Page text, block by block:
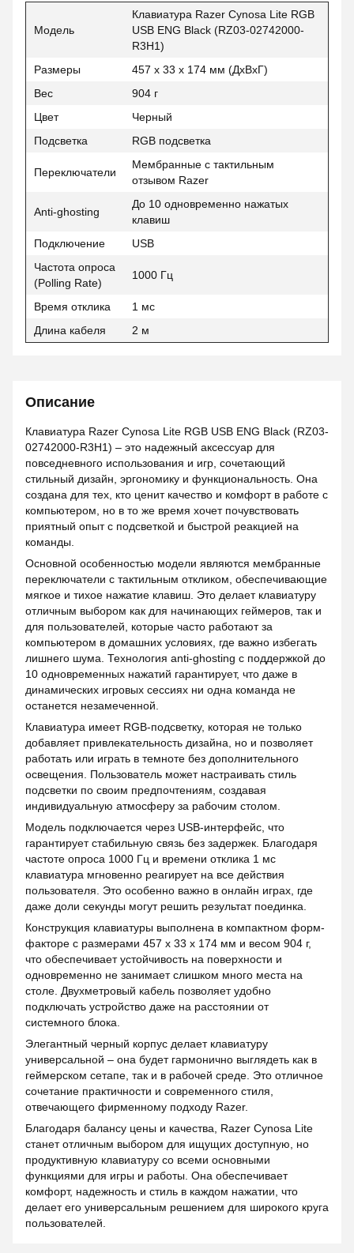
Модель
Клавиатура Razer Cynosa Lite RGB
USB ENG Black (RZ03-02742000-
R3H1)
Размеры
457 x 33 x 174 мм (ДхВхГ)
Вес
904 г
Цвет
Черный
Подсветка
RGB подсветка
Переключатели
Мембранные с тактильным
отзывом Razer
Anti-ghosting
До 10 одновременно нажатых
клавиш
Подключение
USB
Частота опроса
(Polling Rate)
1000 Гц
Время отклика
1 мс
Длина кабеля
2 м
Описание
Клавиатура Razer Cynosa Lite RGB USB ENG Black (RZ03-
02742000-R3H1) – это надежный аксессуар для
повседневного использования и игр, сочетающий
стильный дизайн, эргономику и функциональность. Она
создана для тех, кто ценит качество и комфорт в работе с
компьютером, но в то же время хочет почувствовать
приятный опыт с подсветкой и быстрой реакцией на
команды.
Основной особенностью модели являются мембранные
переключатели с тактильным откликом, обеспечивающие
мягкое и тихое нажатие клавиш. Это делает клавиатуру
отличным выбором как для начинающих геймеров, так и
для пользователей, которые часто работают за
компьютером в домашних условиях, где важно избегать
лишнего шума. Технология anti-ghosting с поддержкой до
10 одновременных нажатий гарантирует, что даже в
динамических игровых сессиях ни одна команда не
останется незамеченной.
Клавиатура имеет RGB-подсветку, которая не только
добавляет привлекательность дизайна, но и позволяет
работать или играть в темноте без дополнительного
освещения. Пользователь может настраивать стиль
подсветки по своим предпочтениям, создавая
индивидуальную атмосферу за рабочим столом.
Модель подключается через USB-интерфейс, что
гарантирует стабильную связь без задержек. Благодаря
частоте опроса 1000 Гц и времени отклика 1 мс
клавиатура мгновенно реагирует на все действия
пользователя. Это особенно важно в онлайн играх, где
даже доли секунды могут решить результат поединка.
Конструкция клавиатуры выполнена в компактном форм-
факторе с размерами 457 x 33 x 174 мм и весом 904 г,
что обеспечивает устойчивость на поверхности и
одновременно не занимает слишком много места на
столе. Двухметровый кабель позволяет удобно
подключать устройство даже на расстоянии от
системного блока.
Элегантный черный корпус делает клавиатуру
универсальной – она будет гармонично выглядеть как в
геймерском сетапе, так и в рабочей среде. Это отличное
сочетание практичности и современного стиля,
отвечающего фирменному подходу Razer.
Благодаря балансу цены и качества, Razer Cynosa Lite
станет отличным выбором для ищущих доступную, но
продуктивную клавиатуру со всеми основными
функциями для игры и работы. Она обеспечивает
комфорт, надежность и стиль в каждом нажатии, что
делает его универсальным решением для широкого круга
пользователей.